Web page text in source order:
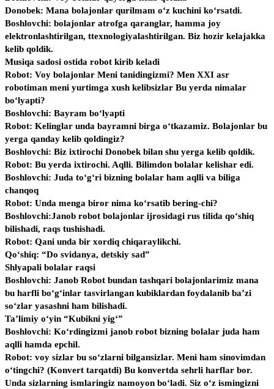
Donobek: Mana bolajonlar qurilmam o‘z kuchini ko‘rsatdi.
Boshlovchi: bolajonlar atrofga qaranglar, hamma joy
elektronlashtirilgan, ttexnologiyalashtirilgan. Biz hozir kelajakka
kelib qoldik.
Musiqa sadosi ostida robot kirib keladi
Robot: Voy bolajonlar Meni tanidingizmi? Men XXI asr
robotiman meni yurtimga xush kelibsizlar Bu yerda nimalar
bo‘lyapti?
Boshlovchi: Bayram bo‘lyapti
Robot: Kelinglar unda bayramni birga o‘tkazamiz. Bolajonlar bu
yerga qanday kelib qoldingiz?
Boshlovchi: Biz ixtirochi Donobek bilan shu yerga kelib qoldik.
Robot: Bu yerda ixtirochi. Aqlli. Bilimdon bolalar kelishar edi.
Boshlovchi: Juda to‘g‘ri bizning bolalar ham aqlli va biliga
chanqoq
Robot: Unda menga biror nima ko‘rsatib bering-chi?
Boshlovchi:Janob robot bolajonlar ijrosidagi rus tilida qo‘shiq
bilishadi, raqs tushishadi.
Robot: Qani unda bir xordiq chiqaraylikchi.
Qo‘shiq: “Do svidanya, detskiy sad”
Shlyapali bolalar raqsi
Boshlovchi: Janob Robot bundan tashqari bolajonlarimiz mana
bu harfli bo‘g‘inlar tasvirlangan kubiklardan foydalanib ba’zi
so‘zlar yasashni ham bilishadi.
Ta’limiy o‘yin “Kubikni yig‘”
Boshlovchi: Ko‘rdingizmi janob robot bizning bolalar juda ham
aqlli hamda epchil.
Robot: voy sizlar bu so‘zlarni bilgansizlar. Meni ham sinovimdan
o‘tingchi? (Konvert tarqatdi) Bu konvertda sehrli harflar bor.
Unda sizlarning ismlaringiz namoyon bo‘ladi. Siz o‘z ismingizni